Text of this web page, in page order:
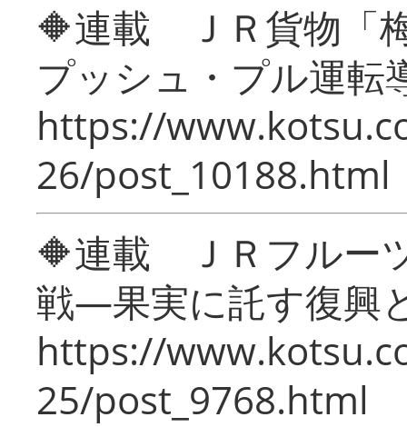
🔶連載 ＪＲ貨物「
プッシュ・プル運転
https://
26/post_10188.html
🔶連載 ＪＲフルー
戦―果実に託す復興
https://
25/post_9768.html